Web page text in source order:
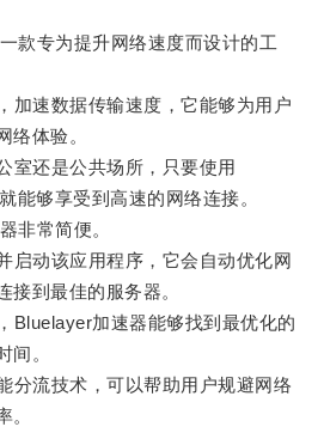
专为提升网络速度而设计的工
速数据传输速度，它能够为用户
络体验。
还是公共场所，只要使用
能够享受到高速的网络连接。
常简便。
动该应用程序，它会自动优化网
接到最佳的服务器。
加速器能够找到最优化的
间。
流技术，可以帮助用户规避网络
。